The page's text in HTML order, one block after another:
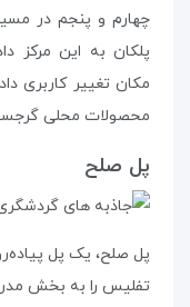
چهارم و پنجم در
پلکان به این مرکز
مکان تغییر کاربری
محصولات محلی
پل صلح
پل صلح، یک پل